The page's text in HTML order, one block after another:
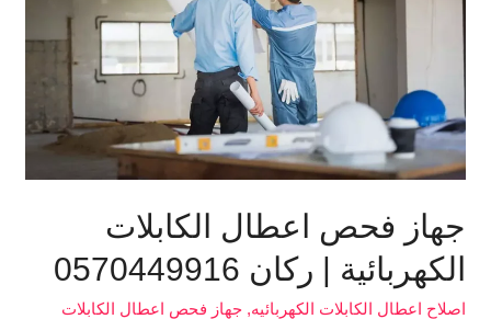
جهاز فحص اعطال الكابلات
الكهربائية | ركان 0570449916
اصلاح اعطال الكابلات الكهربائيه,جهاز فحص اعطال الكابلات
|
ركان
0570449916